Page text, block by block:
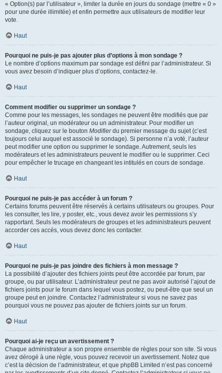
« Option(s) par l’utilisateur », limiter la durée en jours du sondage (mettre « 0 »
pour une durée illimitée) et enfin permettre aux utilisateurs de modifier leur
vote.
Haut
Pourquoi ne puis-je pas ajouter plus d’options à mon sondage ?
Le nombre d’options maximum par sondage est défini par l’administrateur. Si
vous avez besoin d’indiquer plus d’options, contactez-le.
Haut
Comment modifier ou supprimer un sondage ?
Comme pour les messages, les sondages ne peuvent être modifiés que par
l’auteur original, un modérateur ou un administrateur. Pour modifier un
sondage, cliquez sur le bouton Modifierdu premier message du sujet (c’est
toujours celui auquel est associé le sondage). Si personne n’a voté, l’auteur
peut modifier une option ou supprimer le sondage. Autrement, seuls les
modérateurs et les administrateurs peuvent le modifier ou le supprimer. Ceci
pour empêcher le trucage en changeant les intitulés en cours de sondage.
Haut
Pourquoi ne puis-je pas accéder à un forum ?
Certains forums peuvent être réservés à certains utilisateurs ou groupes. Pour
les consulter, les lire, y poster, etc., vous devez avoir les permissions s’y
rapportant. Seuls les modérateurs de groupes et les administrateurs peuvent
accorder ces accès, vous devez donc les contacter.
Haut
Pourquoi ne puis-je pas joindre des fichiers à mon message ?
La possibilité d’ajouter des fichiers joints peut être accordée par forum, par
groupe, ou par utilisateur. L’administrateur peut ne pas avoir autorisé l’ajout de
fichiers joints pour le forum dans lequel vous postez, ou peut-être que seul un
groupe peut en joindre. Contactez l’administrateur si vous ne savez pas
pourquoi vous ne pouvez pas ajouter de fichiers joints sur un forum.
Haut
Pourquoi ai-je reçu un avertissement ?
Chaque administrateur a son propre ensemble de règles pour son site. Si vous
avez dérogé à une règle, vous pouvez recevoir un avertissement. Notez que
c’est la décision de l’administrateur, et que phpBB Limited n’est pas concerné